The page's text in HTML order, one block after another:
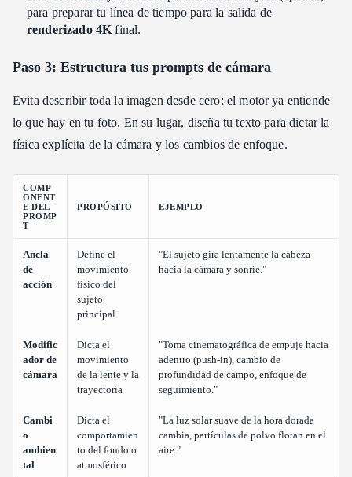
para preparar tu línea de tiempo para la salida de
renderizado 4K final.
Paso 3: Estructura tus prompts de cámara
Evita describir toda la imagen desde cero; el motor ya entiende
lo que hay en tu foto. En su lugar, diseña tu texto para dictar la
física explícita de la cámara y los cambios de enfoque.
COMP
ONENT
E DEL
PROMP
T
PROPÓSITO EJEMPLO
Ancla
de
acción
Define el
movimiento
físico del
sujeto
principal
"El sujeto gira lentamente la cabeza
hacia la cámara y sonríe."
Modific
ador de
cámara
Dicta el
movimiento
de la lente y la
trayectoria
"Toma cinematográfica de empuje hacia
adentro (push-in), cambio de
profundidad de campo, enfoque de
seguimiento."
Cambi
o
ambien
tal
Dicta el
comportamien
to del fondo o
atmosférico
"La luz solar suave de la hora dorada
cambia, partículas de polvo flotan en el
aire."